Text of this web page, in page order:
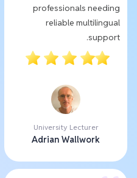
professionals needing
reliable multilingual
support.
University Lecturer
Adrian Wallwork